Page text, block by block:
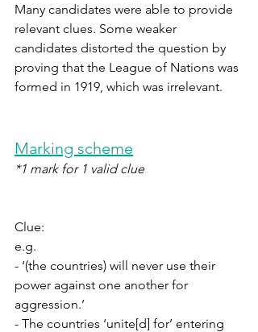
Many candidates were able to provide
relevant clues. Some weaker
candidates distorted the question by
proving that the League of Nations was
formed in 1919, which was irrelevant.
Marking scheme
*1 mark for 1 valid clue
Clue:
e.g.
- ‘(the countries) will never use their
power against one another for
aggression.’
- The countries ‘unite[d] for’ entering